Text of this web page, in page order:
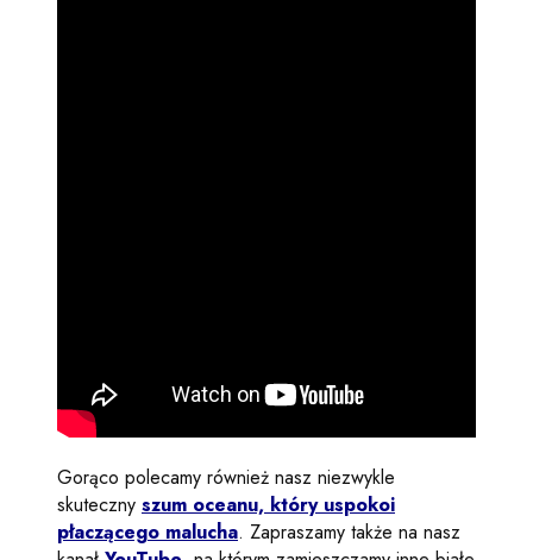
Gorąco polecamy również nasz niezwykle
skuteczny szum oceanu, który uspokoi
płaczącego malucha. Zapraszamy także na nasz